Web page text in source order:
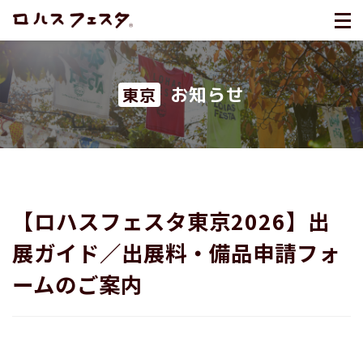
東京 お知らせ
【ロハスフェスタ東京2026】出
展ガイド／出展料・備品申請フォ
ームのご案内